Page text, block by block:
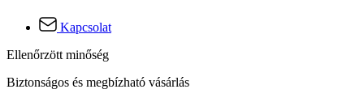
Kapcsolat
Ellenőrzött minőség
Biztonságos és megbízható vásárlás